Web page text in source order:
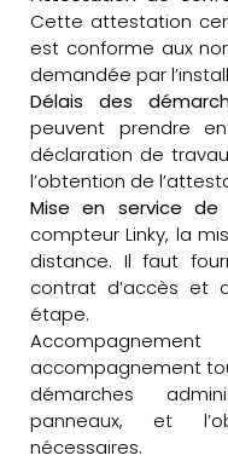
Cette attestation
est conforme aux
demandée par
Délais des
peuvent prendre
déclaration de
l’obtention de
Mise en service de
compteur Linky, la
distance. Il faut
contrat d’accès et
étape.
accompagnement
démarches
panneaux, et
nécessaires.